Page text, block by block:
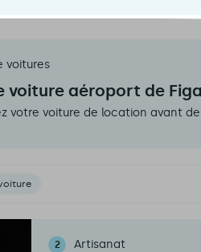
voitures
voiture aéroport de
votre voiture de location avant
2 Artisanat